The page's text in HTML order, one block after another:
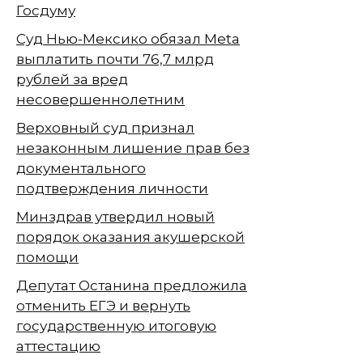
Госдуму
Суд Нью-Мексико обязал Meta
выплатить почти 76,7 млрд
рублей за вред
несовершеннолетним
Верховный суд признал
незаконным лишение прав без
документального
подтверждения личности
Минздрав утвердил новый
порядок оказания акушерской
помощи
Депутат Останина предложила
отменить ЕГЭ и вернуть
государственную итоговую
аттестацию